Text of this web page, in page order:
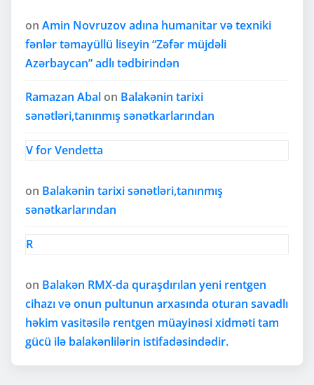
on Amin Novruzov adına humanitar və texniki
fənlər təmayüllü liseyin “Zəfər müjdəli
Azərbaycan” adlı tədbirindən
Ramazan Abal on Balakənin tarixi
sənətləri,tanınmış sənətkarlarından
V for Vendetta
on Balakənin tarixi sənətləri,tanınmış
sənətkarlarından
R
on Balakən RMX-da quraşdırılan yeni rentgen
cihazı və onun pultunun arxasında oturan savadlı
həkim vasitəsilə rentgen müayinəsi xidməti tam
gücü ilə balakənlilərin istifadəsindədir.